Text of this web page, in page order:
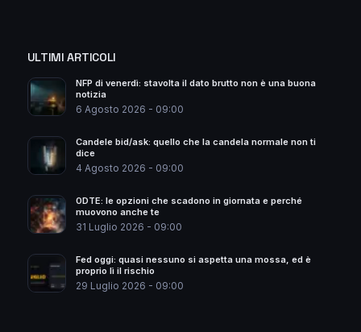
ULTIMI ARTICOLI
NFP di venerdì: stavolta il dato brutto non è una buona
notizia
6 Agosto 2026 - 09:00
Candele bid/ask: quello che la candela normale non ti
dice
4 Agosto 2026 - 09:00
0DTE: le opzioni che scadono in giornata e perché
muovono anche te
31 Luglio 2026 - 09:00
Fed oggi: quasi nessuno si aspetta una mossa, ed è
proprio lì il rischio
29 Luglio 2026 - 09:00